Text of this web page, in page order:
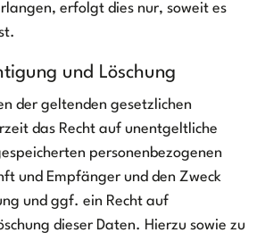
erfolgt dies nur, soweit es
und Löschung
der geltenden gesetzlichen
das Recht auf unentgeltliche
personenbezogenen
und Empfänger und den Zweck
und ggf. ein Recht auf
dieser Daten. Hierzu sowie zu